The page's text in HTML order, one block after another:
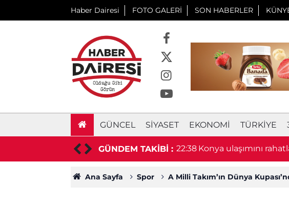
Haber Dairesi FOTO GALERİ SON HABERLER
GÜNCEL SIYASET EKONOMI TÜRKIYE
GÜNDEM TAKİBİ :
hayatını kaybetti 22:38 Konya ulaşımını
duyurdu
Ana Sayfa Spor A Milli Takım’ın Dünya